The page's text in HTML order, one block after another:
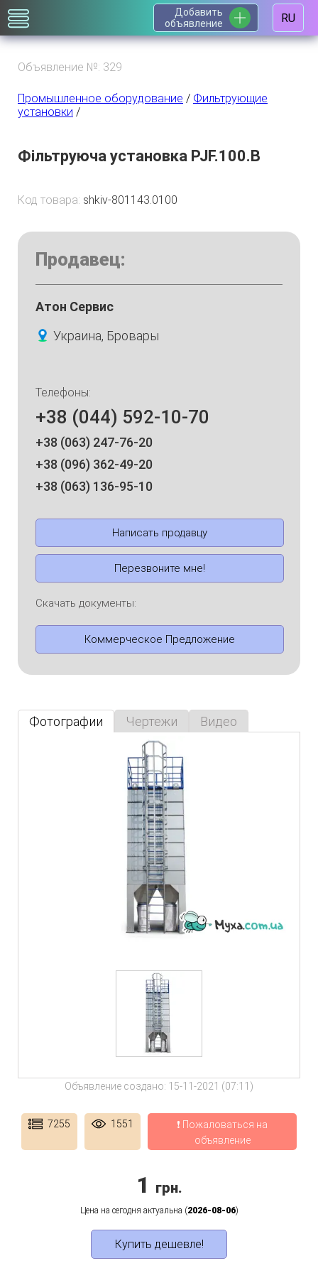
Добавить
объявление
RU
Объявление №: 329
Промышленное оборудование / Фильтрующие
установки /
Фільтруюча установка PJF.100.B
Код товара: shkiv-801143.0100
Продавец:
Атон Сервис
Украина, Бровары
Телефоны:
+38 (044) 592-10-70
+38 (063) 247-76-20
+38 (096) 362-49-20
+38 (063) 136-95-10
Написать продавцу
Перезвоните мне!
Скачать документы:
Коммерческое Предложение
Фотографии Чертежи Видео
Объявление создано: 15-11-2021 (07:11)
7255 1551
❗ Пожаловаться на
объявление
1 грн.
Цена на сегодня актуальна (2026-08-06)
Купить дешевле!